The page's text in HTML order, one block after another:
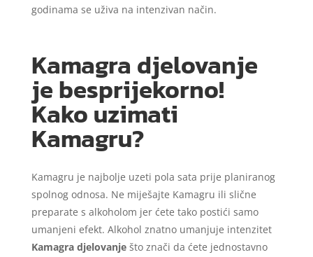
godinama se uživa na intenzivan način.
Kamagra djelovanje
je besprijekorno!
Kako uzimati
Kamagru?
Kamagru je najbolje uzeti pola sata prije planiranog
spolnog odnosa. Ne miješajte Kamagru ili slične
preparate s alkoholom jer ćete tako postići samo
umanjeni efekt. Alkohol znatno umanjuje intenzitet
Kamagra djelovanješto znači da ćete jednostavno